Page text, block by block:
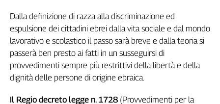
Abruzzo-
Molise
Adige
Basilicata
Calabria
Campania
Dalla definizione di razza alla discriminazione ed
espulsione dei cittadini ebrei dalla vita sociale e dal mondo
lavorativo e scolastico il passo sarà breve e dalla teoria si
passerà ben presto ai fatti in un susseguirsi di
provvedimenti sempre più restrittivi della libertà e della
dignità delle persone di origine ebraica.
Il Regio decreto legge n. 1728 (Provvedimenti per la